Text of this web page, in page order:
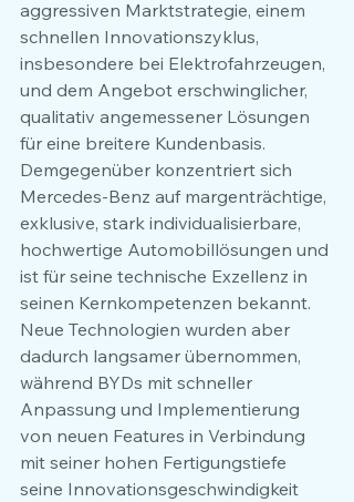
aggressiven Marktstrategie, einem
schnellen Innovationszyklus,
insbesondere bei Elektrofahrzeugen,
und dem Angebot erschwinglicher,
qualitativ angemessener Lösungen
für eine breitere Kundenbasis.
Demgegenüber konzentriert sich
Mercedes-Benz auf margenträchtige,
exklusive, stark individualisierbare,
hochwertige Automobillösungen und
ist für seine technische Exzellenz in
seinen Kernkompetenzen bekannt.
Neue Technologien wurden aber
dadurch langsamer übernommen,
während BYDs mit schneller
Anpassung und Implementierung
von neuen Features in Verbindung
mit seiner hohen Fertigungstiefe
seine Innovationsgeschwindigkeit